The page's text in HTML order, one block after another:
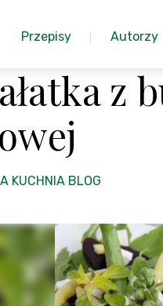
Przepisy Autorzy
z
KUCHNIA BLOG